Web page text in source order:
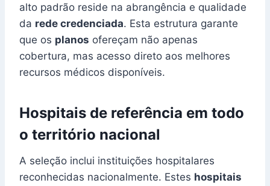
alto padrão reside na abrangência e qualidade
da rede credenciada. Esta estrutura garante
que os planos ofereçam não apenas
cobertura, mas acesso direto aos melhores
recursos médicos disponíveis.
Hospitais de referência em todo
o território nacional
A seleção inclui instituições hospitalares
reconhecidas nacionalmente. Estes hospitais